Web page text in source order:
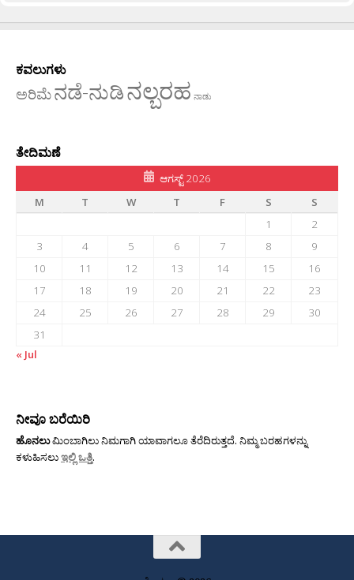
ಕವಲುಗಳು
ಅರಿಮೆನಡೆ-ನುಡಿನಲ್ಬರಹ ನಾಡು
ತೇದಿಮಣೆ
ಆಗಸ್ಟ್ 2026
M
T W T F S
S
1
2
3
4 5 6 7 8
9
10
11 12 13 14 15
16
17
18 19 20 21 22
23
24
25 26 27 28 29
30
31
« Jul
ನೀವೂ ಬರೆಯಿರಿ
ಹೊನಲುಮಿಂಬಾಗಿಲು ನಿಮಗಾಗಿ ಯಾವಾಗಲೂ ತೆರೆದಿರುತ್ತದೆ. ನಿಮ್ಮ ಬರಹಗಳನ್ನು
ಕಳುಹಿಸಲುಇಲ್ಲಿ ಒತ್ತಿ.